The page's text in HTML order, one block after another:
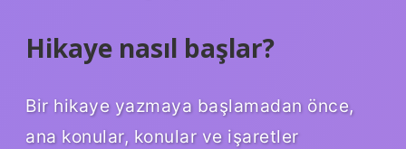
Hikaye nasıl başlar?
Bir hikaye yazmaya başlamadan önce,
ana konular, konular ve işaretler